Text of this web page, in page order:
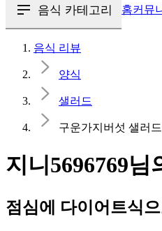
음식 카테고리 홈커뮤
음식 리뷰
양식
샐러드
구운가지버섯 샐러드
지니5696769
점심에 다이어트식